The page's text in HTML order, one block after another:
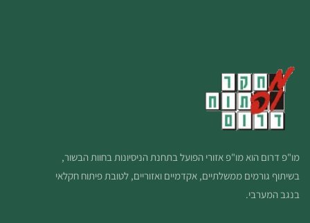
מו"פ דרום הוא מו"פ אזורי הפועל בתחנת הניסיונות בחוות הבשור,
בשיתוף גורמים ממשלתיים, אקדמיים ואזוריים, לטובת פיתוח חקלאי
בנגב המערבי.